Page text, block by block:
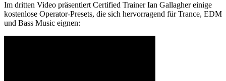
Im dritten Video präsentiert Certified Trainer Ian Gallagher einige
kostenlose Operator-Presets, die sich hervorragend für Trance, EDM
und Bass Music eignen: